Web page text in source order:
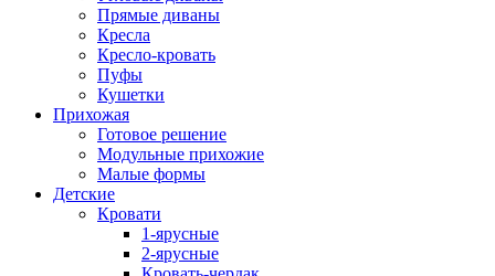
Прямые диваны
Кресла
Кресло-кровать
Пуфы
Кушетки
Прихожая
Готовое решение
Модульные прихожие
Малые формы
Детские
Кровати
1-ярусные
2-ярусные